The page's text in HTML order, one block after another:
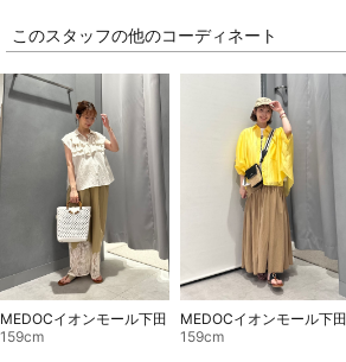
このスタッフの他のコーディネート
MEDOCイオンモール下田
159cm
MEDOCイオンモール下田
159cm